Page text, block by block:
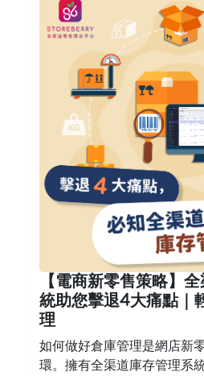
【電商新零售策略】
統助您擊退4大痛點｜
理
如何做好倉庫管理是網店新
環。擁有全渠道庫存管理系